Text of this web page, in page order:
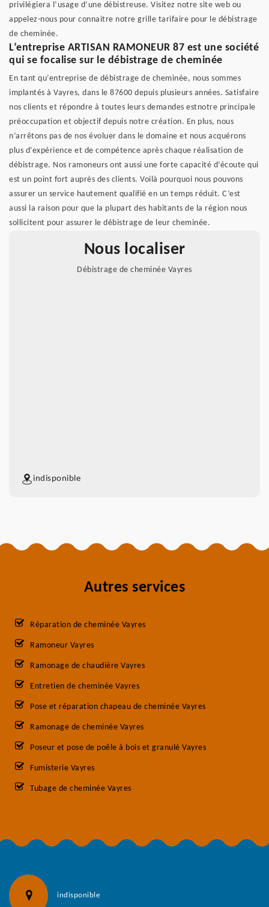
privilégiera l’usage d’une débistreuse. Visitez notre site web ou
appelez-nous pour connaitre notre grille tarifaire pour le débistrage
de cheminée.
L’entreprise ARTISAN RAMONEUR 87 est une société
qui se focalise sur le débistrage de cheminée
En tant qu’entreprise de débistrage de cheminée, nous sommes
implantés à Vayres, dans le 87600 depuis plusieurs années. Satisfaire
nos clients et répondre à toutes leurs demandes estnotre principale
préoccupation et objectif depuis notre création. En plus, nous
n’arrêtons pas de nos évoluer dans le domaine et nous acquérons
plus d’expérience et de compétence après chaque réalisation de
débistrage. Nos ramoneurs ont aussi une forte capacité d’écoute qui
est un point fort auprès des clients. Voilà pourquoi nous pouvons
assurer un service hautement qualifié en un temps réduit. C’est
aussi la raison pour que la plupart des habitants de la région nous
sollicitent pour assurer le débistrage de leur cheminée.
Nous localiser
Débistrage de cheminée Vayres
indisponible
Autres services
Réparation de cheminée Vayres
Ramoneur Vayres
Ramonage de chaudière Vayres
Entretien de cheminée Vayres
Pose et réparation chapeau de cheminée Vayres
Ramonage de cheminée Vayres
Poseur et pose de poêle à bois et granulé Vayres
Fumisterie Vayres
Tubage de cheminée Vayres
indisponible